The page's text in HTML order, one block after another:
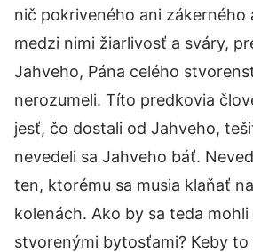
nič pokriveného ani zákerného
medzi nimi žiarlivosť a sváry,
Jahveho, Pána celého
nerozumeli. Títo predkovia
jesť, čo dostali od Jahveho,
nevedeli sa Jahveho báť.
ten, ktorému sa musia klaňať
kolenách. Ako by sa teda
stvorenými bytosťami? Keby